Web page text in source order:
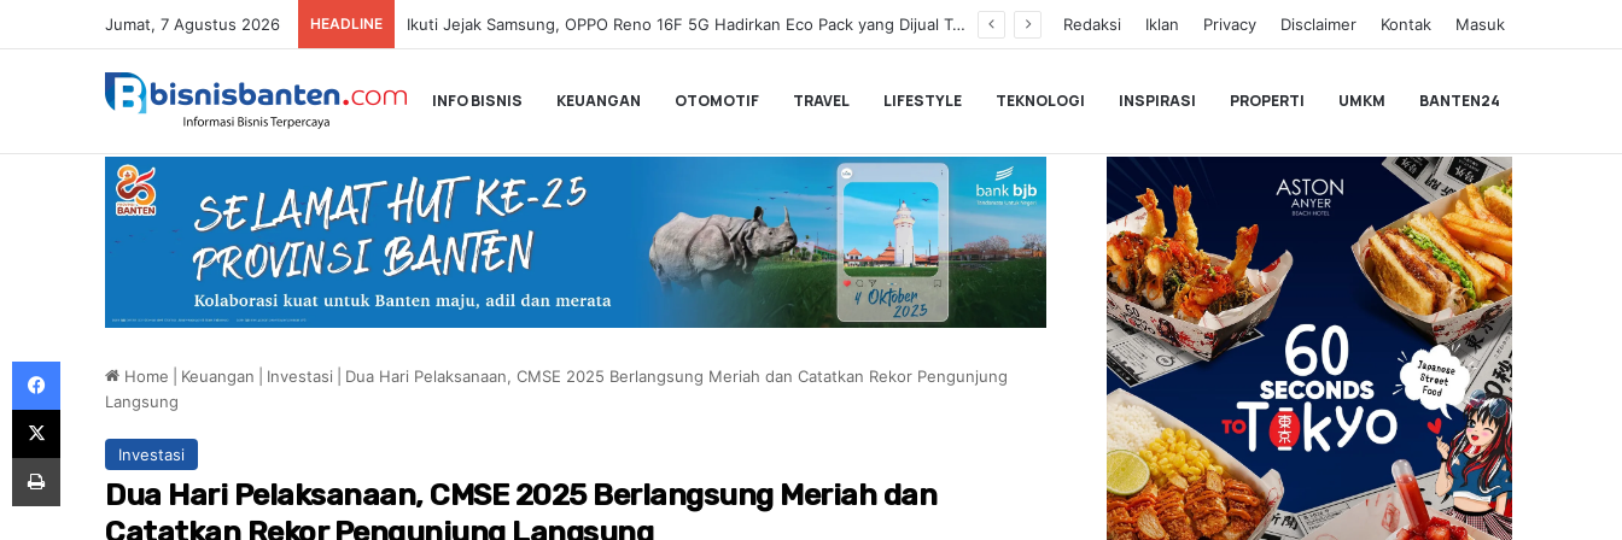
Jumat, 7 Agustus 2026 HEADLINE Wamenkeu Juda Agung Optimis Ekonomi Tumbuh Kuat dan Fiskal Tetap Terjaga di Tengah Ketidakpastian Global Redaksi Iklan Privacy Disclaimer Kontak Masuk
INFO BISNIS KEUANGAN OTOMOTIF TRAVEL LIFESTYLE TEKNOLOGI INSPIRASI PROPERTI UMKM BANTEN24
Home Keuangan Investasi
Dua Hari Pelaksanaan, CMSE 2025 Berlangsung Meriah dan Catatkan Rekor Pengunjung
Langsung
Investasi
Dua Hari Pelaksanaan, CMSE 2025 Berlangsung Meriah dan
Catatkan Rekor Pengunjung Langsung